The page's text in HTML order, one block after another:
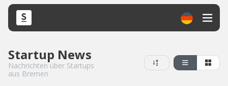
Startup News
Nachrichten über Startups
aus Bremen